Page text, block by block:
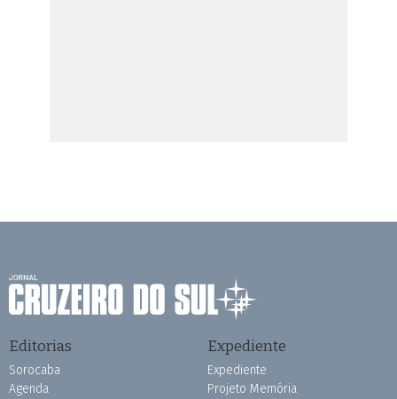
Editorias
Sorocaba
Agenda
Expediente
Expediente
Projeto Memória